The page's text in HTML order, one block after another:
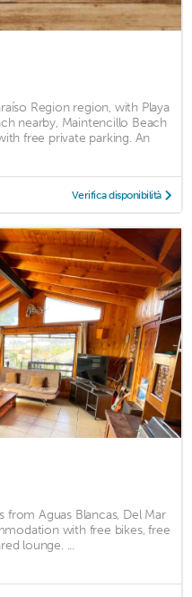
Region region, with Playa
nearby, Maintencillo Beach
free private parking. An
Verifica disponibilità
Aguas Blancas, Del Mar
with free bikes, free
lounge. ...